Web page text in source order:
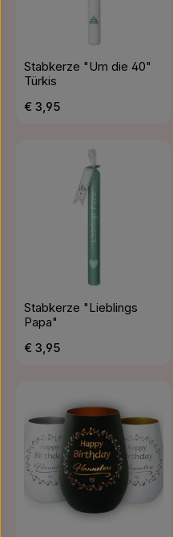
Stabkerze "Um die 40"
Türkis
Regulärer Preis:
€ 3,95
Stabkerze "Lieblings
Papa"
Regulärer Preis:
€ 3,95